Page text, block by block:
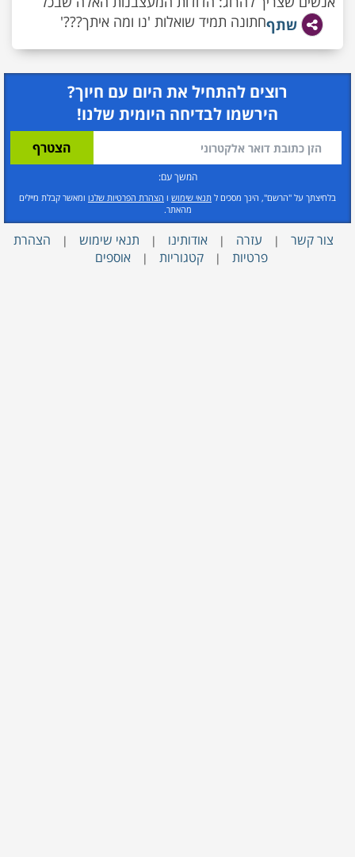
חתונה תמיד שואלות 'נו ומה איתך???'שתף
רוצים להתחיל את היום עם חיוך?
הירשמו לבדיחה היומית שלנו!
המשך עם:
בלחיצתך על "הרשם", הינך מסכים ל תנאי שימוש ו הצהרת הפרטיות שלנו ומאשר קבלת מיילים
מהאתר.
צור קשר | עזרה | אודותינו | תנאי שימוש |
הצהרת
פרטיות
| קטגוריות | אוספים